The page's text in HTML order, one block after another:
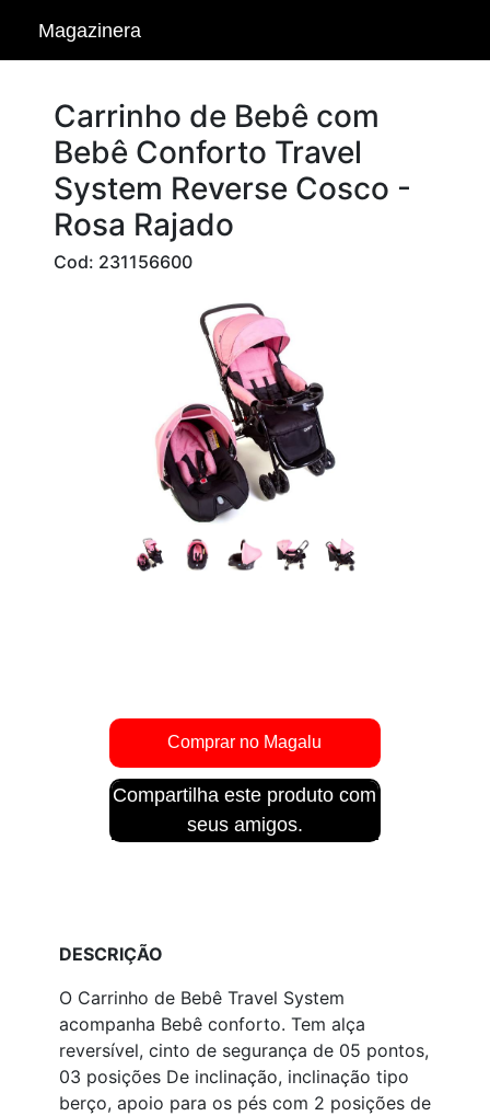
Magazinera
Carrinho de Bebê com
Bebê Conforto Travel
System Reverse Cosco -
Rosa Rajado
Cod: 231156600
Compartilha este produto com
seus amigos.
DESCRIÇÃO
O Carrinho de Bebê Travel System
acompanha Bebê conforto. Tem alça
reversível, cinto de segurança de 05 pontos,
03 posições De inclinação, inclinação tipo
berço, apoio para os pés com 2 posições de